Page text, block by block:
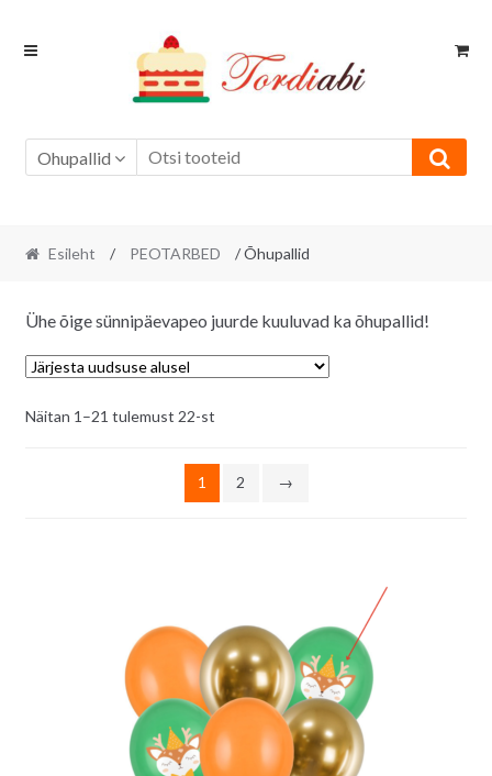
Skip
Skip
Ohupallid
Esileht / PEOTARBED / Õhupallid
Ühe õige sünnipäevapeo juurde kuuluvad ka õhupallid!
Näitan 1–21 tulemust 22-stSorditud
järgi
1
2 →